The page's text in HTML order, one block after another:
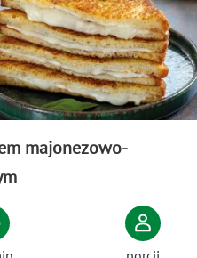
majonezowo-